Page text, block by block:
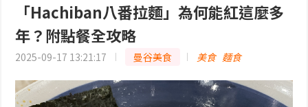
「Hachiban八番拉麵」為何能紅這麼多
年？附點餐全攻略
2025-09-17 13:21:17 曼谷美食 美食 麵食